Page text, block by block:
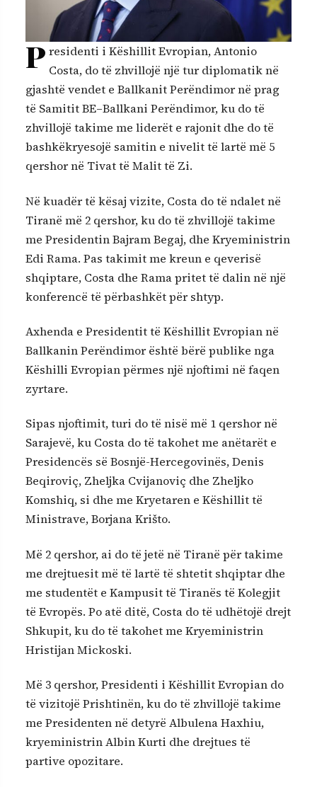
P residenti i Këshillit Evropian, Antonio
Costa, do të zhvillojë një tur diplomatik në
gjashtë vendet e Ballkanit Perëndimor në prag
të Samitit BE–Ballkani Perëndimor, ku do të
zhvillojë takime me liderët e rajonit dhe do të
bashkëkryesojë samitin e nivelit të lartë më 5
qershor në Tivat të Malit të Zi.
Në kuadër të kësaj vizite, Costa do të ndalet në
Tiranë më 2 qershor, ku do të zhvillojë takime
me Presidentin Bajram Begaj, dhe Kryeministrin
Edi Rama. Pas takimit me kreun e qeverisë
shqiptare, Costa dhe Rama pritet të dalin në një
konferencë të përbashkët për shtyp.
Axhenda e Presidentit të Këshillit Evropian në
Ballkanin Perëndimor është bërë publike nga
Këshilli Evropian përmes një njoftimi në faqen
zyrtare.
Sipas njoftimit, turi do të nisë më 1 qershor në
Sarajevë, ku Costa do të takohet me anëtarët e
Presidencës së Bosnjë-Hercegovinës, Denis
Beqiroviç, Zheljka Cvijanoviç dhe Zheljko
Komshiq, si dhe me Kryetaren e Këshillit të
Ministrave, Borjana Krišto.
Më 2 qershor, ai do të jetë në Tiranë për takime
me drejtuesit më të lartë të shtetit shqiptar dhe
me studentët e Kampusit të Tiranës të Kolegjit
të Evropës. Po atë ditë, Costa do të udhëtojë drejt
Shkupit, ku do të takohet me Kryeministrin
Hristijan Mickoski.
Më 3 qershor, Presidenti i Këshillit Evropian do
të vizitojë Prishtinën, ku do të zhvillojë takime
me Presidenten në detyrë Albulena Haxhiu,
kryeministrin Albin Kurti dhe drejtues të
partive opozitare.